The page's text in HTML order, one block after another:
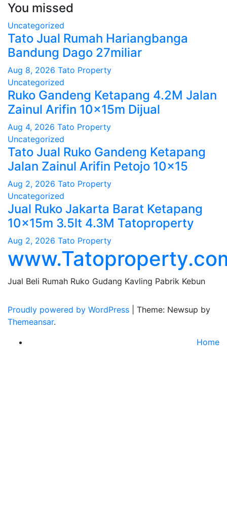
You missed
Uncategorized
Tato Jual Rumah Hariangbanga
Bandung Dago 27miliar
Aug 8, 2026 Tato Property
Uncategorized
Ruko Gandeng Ketapang 4.2M Jalan
Zainul Arifin 10x15m Dijual
Aug 4, 2026 Tato Property
Uncategorized
Tato Jual Ruko Gandeng Ketapang
Jalan Zainul Arifin Petojo 10×15
Aug 2, 2026 Tato Property
Uncategorized
Jual Ruko Jakarta Barat Ketapang
10x15m 3.5lt 4.3M Tatoproperty
Aug 2, 2026 Tato Property
Jual Beli Rumah Ruko Gudang Kavling Pabrik Kebun
Proudly powered by WordPress
Theme: Newsup by
Themeansar.
Home